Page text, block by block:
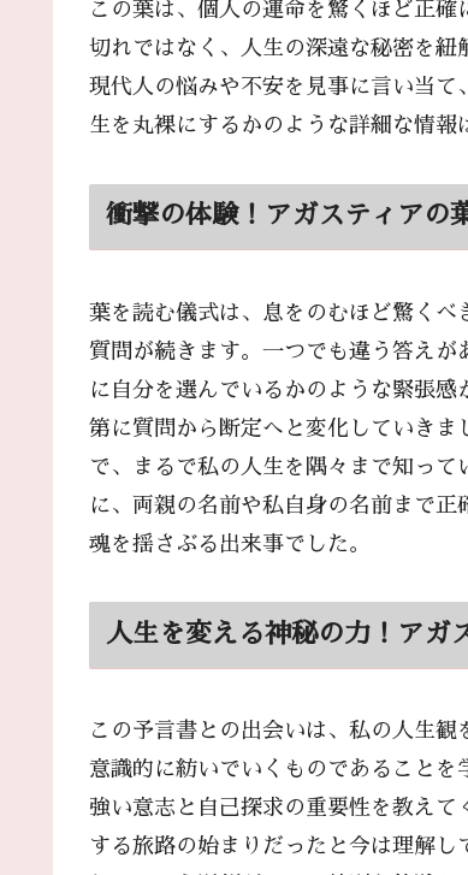
この葉は、個人の運命を驚くほど正
切れではなく、人生の深遠な秘密を紐
現代人の悩みや不安を見事に言い当
生を丸裸にするかのような詳細な情報
衝撃の体験！アガスティアの
葉を読む儀式は、息をのむほど驚く
質問が続きます。一つでも違う答え
に自分を選んでいるかのような緊張
第に質問から断定へと変化していき
で、まるで私の人生を隅々まで知っ
に、両親の名前や私自身の名前まで正
魂を揺さぶる出来事でした。
人生を変える神秘の力！アガ
この予言書との出会いは、私の人生
意識的に紡いでいくものであることを
強い意志と自己探求の重要性を教え
する旅路の始まりだったと今は理解